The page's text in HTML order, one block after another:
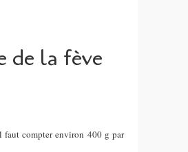
de la fève
faut compter environ 400 g par